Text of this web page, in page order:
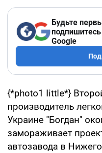
Будьте
Google
{*photo1 little*}
производитель
Украине "Богдан"
замораживает
автозавода в